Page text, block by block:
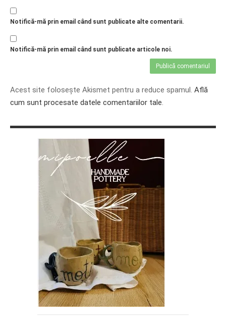
Notifică-mă prin email când sunt publicate alte comentarii.
Notifică-mă prin email când sunt publicate articole noi.
Acest site folosește Akismet pentru a reduce spamul. Află
cum sunt procesate datele comentariilor tale.